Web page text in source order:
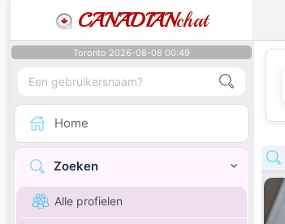
CANADIANchat
Toronto 2026-08-08 00:49
Home
Zoeken
Alle profielen